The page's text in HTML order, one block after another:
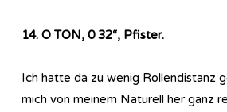
14. O TON, 0 32“, Pfister.
Ich hatte da zu wenig Rollendistanz
mich von meinem Naturell her ganz